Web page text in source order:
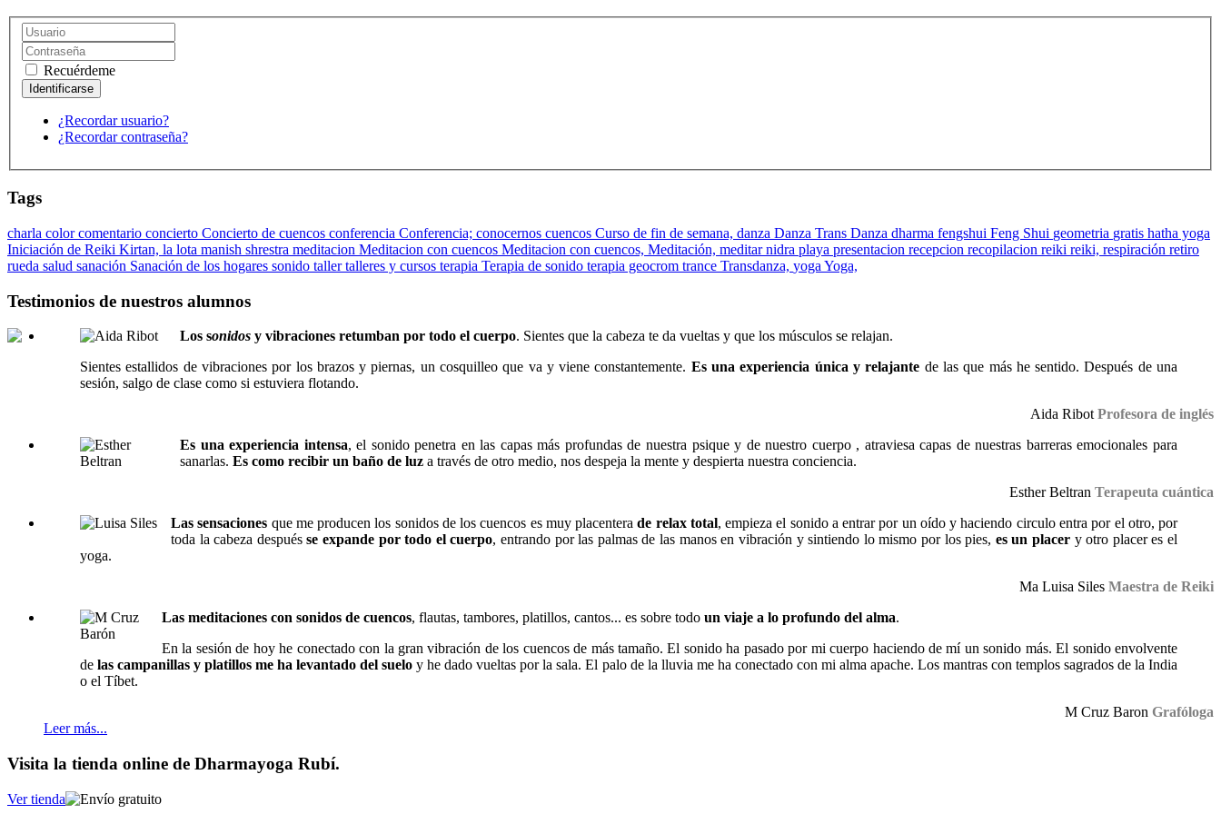
Recuérdeme
¿Recordar usuario?
¿Recordar contraseña?
Tags
charla colorcomentario concierto Concierto de cuencos conferencia Conferencia; conocernos cuencos Curso de fin de semana, danza Danza Trans Danza dharma fengshui Feng Shui geometria gratis hatha yoga
Iniciación de Reiki Kirtan, la lota manish shrestra meditacion Meditacion con cuencos Meditacion con cuencos, Meditación, meditarnidra playa presentacion recepcion recopilacion reiki reiki, respiración retiro
rueda salud sanación Sanación de los hogares sonido tallertalleres y cursos terapia Terapia de sonido terapia geocrom trance Transdanza, yoga Yoga,
Testimonios de nuestros alumnos
Los sonidos y vibraciones retumban por todo el cuerpo. Sientes que la cabeza te da vueltas y que los músculos se relajan.
Sientes estallidos de vibraciones por los brazos y piernas, un cosquilleo que va y viene constantemente. Es una experiencia única y relajante de las que más he sentido. Después de una
sesión, salgo de clase como si estuviera flotando.
Aida Ribot Profesora de inglés
Es una experiencia intensa, el sonido penetra en las capas más profundas de nuestra psique y de nuestro cuerpo , atraviesa capas de nuestras barreras emocionales para
sanarlas. Es como recibir un baño de luz a través de otro medio, nos despeja la mente y despierta nuestra conciencia.
Esther Beltran Terapeuta cuántica
Las sensaciones que me producen los sonidos de los cuencos es muy placenterade relax total, empieza el sonido a entrar por un oído y haciendo circulo entra por el otro, por
toda la cabeza despuésse expande por todo el cuerpo, entrando por las palmas de las manos en vibración y sintiendo lo mismo por los pies, es un placer y otro placer es el
yoga.
Ma Luisa Siles Maestra de Reiki
Las meditaciones con sonidos de cuencos, flautas, tambores, platillos, cantos... es sobre todo un viaje a lo profundo del alma.
En la sesión de hoy he conectado con la gran vibración de los cuencos de más tamaño. El sonido ha pasado por mi cuerpo haciendo de mí un sonido más. El sonido envolvente
delas campanillas y platillos me ha levantado del suelo y he dado vueltas por la sala. El palo de la lluvia me ha conectado con mi alma apache. Los mantras con templos sagrados de la India
o el Tíbet.
M Cruz Baron Grafóloga
Leer más...
Visita la tienda online de Dharmayoga Rubí.
Ver tienda